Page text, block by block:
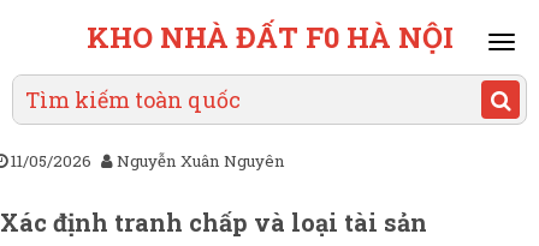
KHO NHÀ ĐẤT F0 HÀ NỘI
11/05/2026 Nguyễn Xuân Nguyên
Xác định tranh chấp và loại tài sản